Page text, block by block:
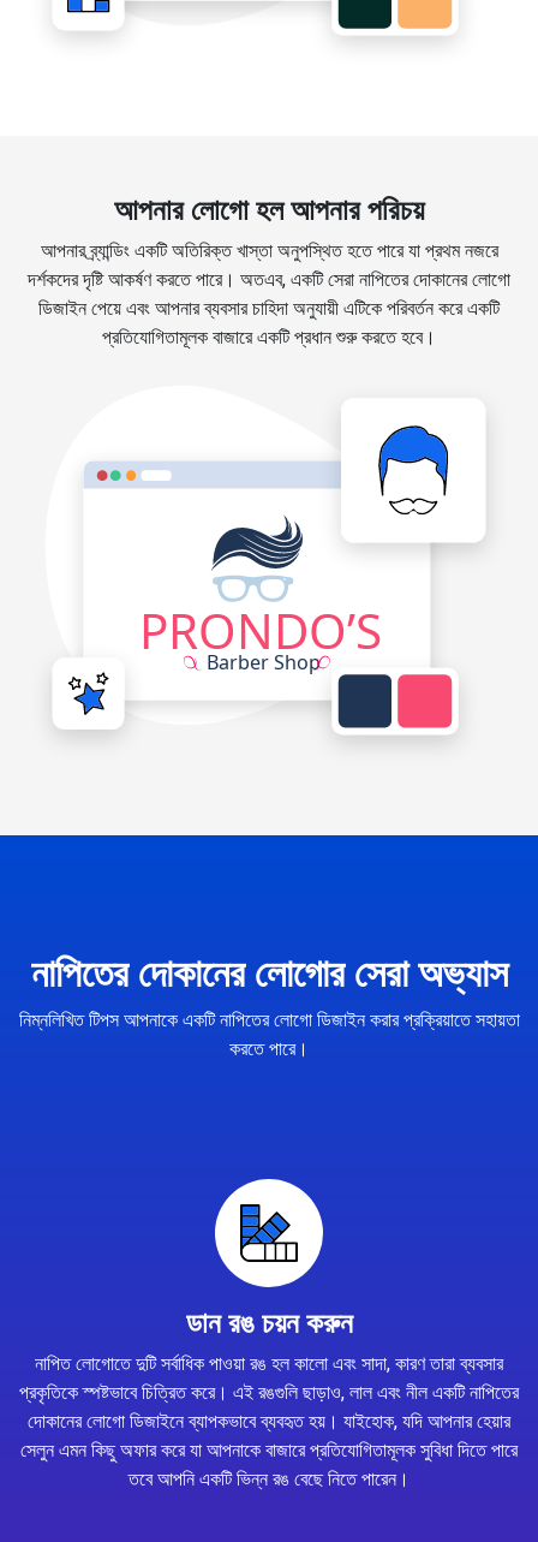
আপনার লোগো হল আপনার পরিচয়
আপনার ব্র্যান্ডিং একটি অতিরিক্ত খাস্তা অনুপস্থিত হতে পারে যা প্রথম নজরে
দর্শকদের দৃষ্টি আকর্ষণ করতে পারে। অতএব, একটি সেরা নাপিতের দোকানের লোগো
ডিজাইন পেয়ে এবং আপনার ব্যবসার চাহিদা অনুযায়ী এটিকে পরিবর্তন করে একটি
প্রতিযোগিতামূলক বাজারে একটি প্রধান শুরু করতে হবে।
নাপিতের দোকানের লোগোর সেরা অভ্যাস
নিম্নলিখিত টিপস আপনাকে একটি নাপিতের লোগো ডিজাইন করার প্রক্রিয়াতে সহায়তা
করতে পারে।
ডান রঙ চয়ন করুন
নাপিত লোগোতে দুটি সর্বাধিক পাওয়া রঙ হল কালো এবং সাদা, কারণ তারা ব্যবসার
প্রকৃতিকে স্পষ্টভাবে চিত্রিত করে। এই রঙগুলি ছাড়াও, লাল এবং নীল একটি নাপিতের
দোকানের লোগো ডিজাইনে ব্যাপকভাবে ব্যবহৃত হয়। যাইহোক, যদি আপনার হেয়ার
সেলুন এমন কিছু অফার করে যা আপনাকে বাজারে প্রতিযোগিতামূলক সুবিধা দিতে পারে
তবে আপনি একটি ভিন্ন রঙ বেছে নিতে পারেন।